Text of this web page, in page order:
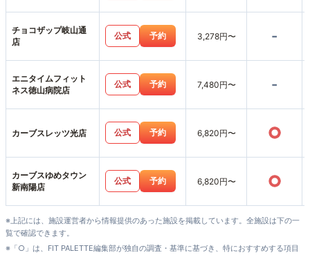
チョコザップ岐山通
店
公式 予約 3,278円〜 -
エニタイムフィット
ネス徳山病院店
公式 予約 7,480円〜 -
カーブスレッツ光店 公式 予約 6,820円〜 ○
カーブスゆめタウン
新南陽店
公式 予約 6,820円〜 ○
※上記には、施設運営者から情報提供のあった施設を掲載しています。全施設は下の一
覧で確認できます。
※「○」は、FIT PALETTE編集部が独自の調査・基準に基づき、特におすすめする項目